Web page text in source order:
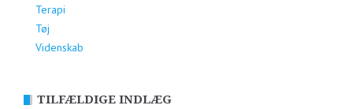
Terapi
Tøj
Videnskab
TILFÆLDIGE INDLÆG